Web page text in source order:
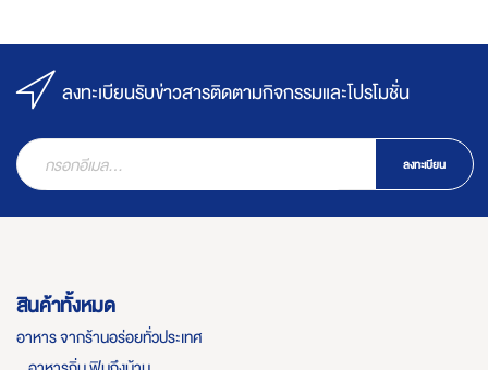
ลงทะเบียนรับข่าวสารติดตามกิจกรรมและโปรโมชั่น
ลงทะเบียน
สินค้าทั้งหมด
อาหาร จากร้านอร่อยทั่วประเทศ